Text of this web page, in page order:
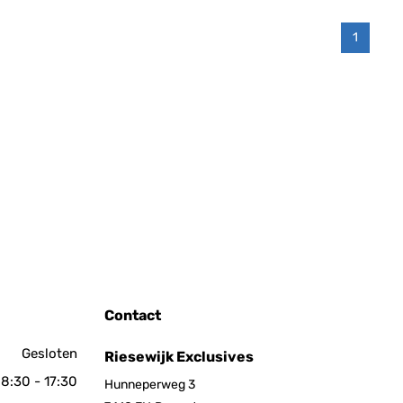
1
Gesloten
- 17:30
Contact
Riesewijk Exclusives
Hunneperweg 3